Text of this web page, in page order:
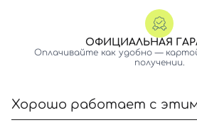
ОФИЦИАЛЬНАЯ
Оплачивайте как удобно —
получении.
Хорошо работает с
Вход